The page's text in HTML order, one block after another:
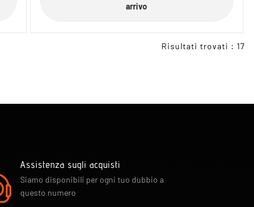
arrivo
Risultati trovati : 17
Assistenza sugli acquisti
Siamo disponibili per ogni tuo dubbio a
questo numero